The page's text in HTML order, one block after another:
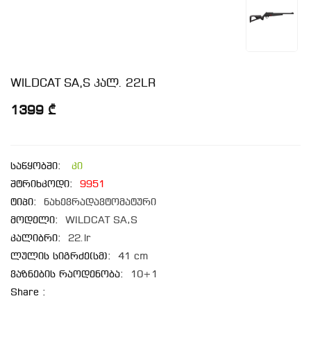
WILDCAT SA,S კალ. 22LR
1399 ₾
საწყობში:
კი
შტრიხკოდი:
9951
ტიპი:
ნახევრადავტომატური
მოდელი:
WILDCAT SA,S
კალიბრი:
22.lr
ლულის სიგრძე(სმ):
41 cm
ვაზნების რაოდენობა:
10+1
Share :